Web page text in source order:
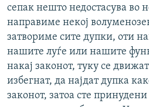
сепак нешто недостасува во
направиме некој
затвориме сите дупки, оти
нашите луѓе или нашите
накај законот, туку се
избегнат, да најдат дупка
законот, затоа сте